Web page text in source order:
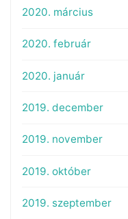
2020. március
2020. február
2020. január
2019. december
2019. november
2019. október
2019. szeptember